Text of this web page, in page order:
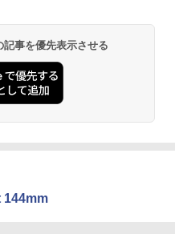
事を優先表示させる
144mm